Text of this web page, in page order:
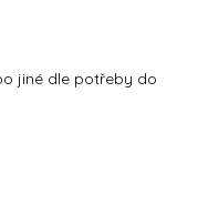
jiné dle potřeby do